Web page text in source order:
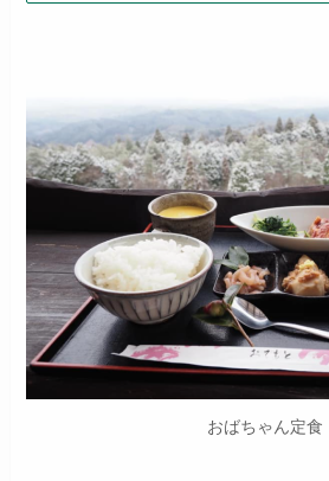
おばちゃん定食